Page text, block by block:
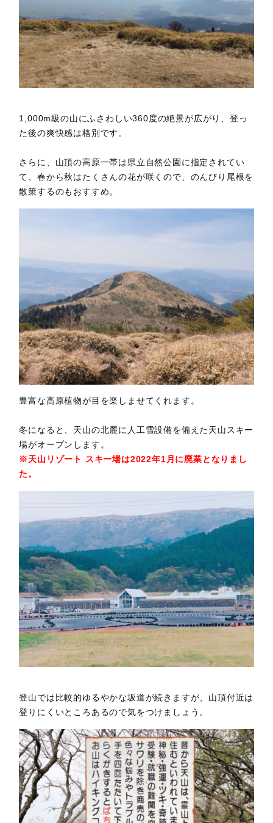
1,000m級の山にふさわしい360度の絶景が広がり、登っ
た後の爽快感は格別です。
さらに、山頂の高原一帯は県立自然公園に指定されてい
て、春から秋はたくさんの花が咲くので、のんびり尾根を
散策するのもおすすめ。
豊富な高原植物が目を楽しませてくれます。
冬になると、天山の北麓に人工雪設備を備えた天山スキー
場がオープンします。
※天山リゾート スキー場は2022年1月に廃業となりまし
た。
登山では比較的ゆるやかな坂道が続きますが、山頂付近は
登りにくいところあるので気をつけましょう。